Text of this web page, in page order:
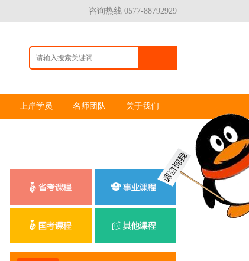
咨询热线 0577-88792929
上岸学员 名师团队 关于我们